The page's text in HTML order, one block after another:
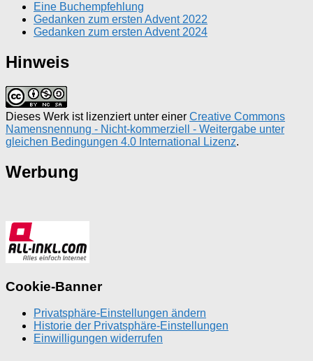
Eine Buchempfehlung
Gedanken zum ersten Advent 2022
Gedanken zum ersten Advent 2024
Hinweis
Dieses Werk ist lizenziert unter einer Creative Commons
Namensnennung - Nicht-kommerziell - Weitergabe unter
gleichen Bedingungen 4.0 International Lizenz.
Werbung
Cookie-Banner
Privatsphäre-Einstellungen ändern
Historie der Privatsphäre-Einstellungen
Einwilligungen widerrufen